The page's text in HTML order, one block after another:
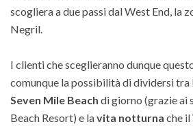
scogliera a due passi dal West End, la
Negril.
I clienti che sceglieranno dunque
comunque la possibilità di dividersi tra
Seven Mile Beach di giorno (grazie ai
Beach Resort) e lavita notturna che